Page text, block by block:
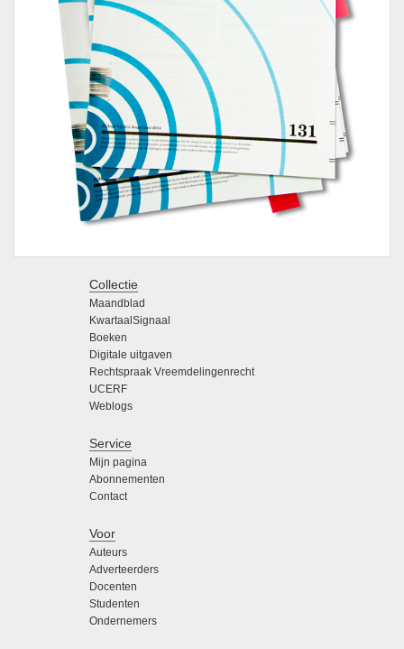
Collectie
Maandblad
KwartaalSignaal
Boeken
Digitale uitgaven
Rechtspraak Vreemdelingenrecht
UCERF
Weblogs
Service
Mijn pagina
Abonnementen
Contact
Voor
Auteurs
Adverteerders
Docenten
Studenten
Ondernemers